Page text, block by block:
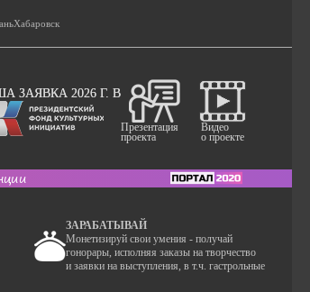
Хабаровск
ЗАЯВКА 2026 Г. В
Презентация
проекта
Видео
о проекте
ЗАРАБАТЫВАЙ
Монетизируй свои умения - получай
гонорары, исполняя заказы на творчество
и заявки на выступления, в т.ч. гастрольные